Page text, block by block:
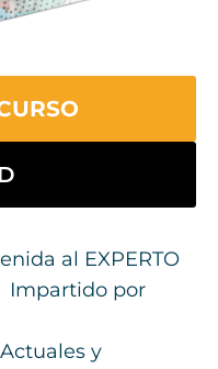
al EXPERTO
Impartido por
y